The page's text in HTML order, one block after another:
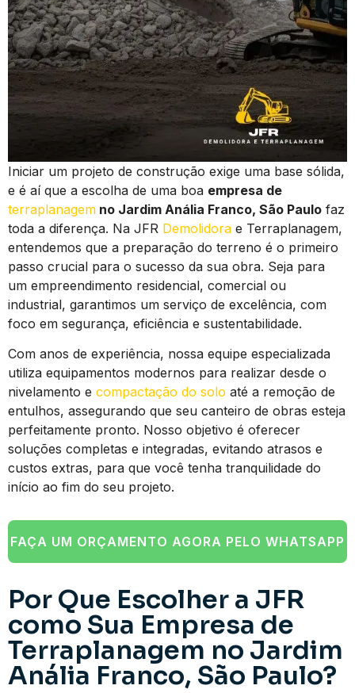
Iniciar um projeto de construção exige uma base sólida,
e é aí que a escolha de uma boa empresa de
terraplanagem no Jardim Anália Franco, São Paulo faz
toda a diferença. Na JFR Demolidora e Terraplanagem,
entendemos que a preparação do terreno é o primeiro
passo crucial para o sucesso da sua obra. Seja para
um empreendimento residencial, comercial ou
industrial, garantimos um serviço de excelência, com
foco em segurança, eficiência e sustentabilidade.
Com anos de experiência, nossa equipe especializada
utiliza equipamentos modernos para realizar desde o
nivelamento e compactação do solo até a remoção de
entulhos, assegurando que seu canteiro de obras esteja
perfeitamente pronto. Nosso objetivo é oferecer
soluções completas e integradas, evitando atrasos e
custos extras, para que você tenha tranquilidade do
início ao fim do seu projeto.
FAÇA UM ORÇAMENTO AGORA PELO WHATSAPP
Por Que Escolher a JFR
como Sua Empresa de
Terraplanagem no Jardim
Anália Franco, São Paulo?